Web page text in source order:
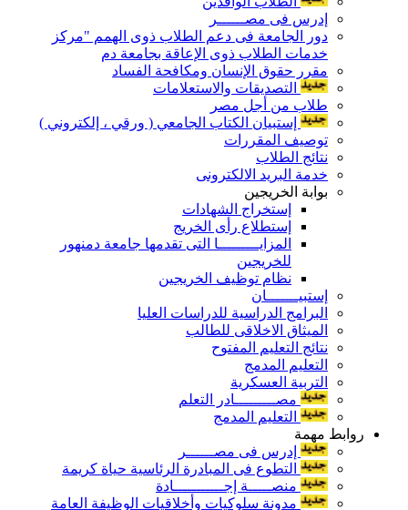
إدرس فى مصــــــر
دور الجامعة فى دعم الطلاب ذوى الهمم "مركز
خدمات الطلاب ذوى الإعاقة بجامعة دم
مقرر حقوق الإنسان ومكافحة الفساد
التصديقات والاستعلامات
طلاب من أجل مصر
إستبيان الكتاب الجامعي ( ورقي ، إلكتروني )
توصيف المقررات
نتائج الطلاب
خدمة البريد الالكترونى
بوابة الخريجين
إستخراج الشهادات
إستطلاع رأى الخريج
المزايـــــــــا التى تقدمها جامعة دمنهور
للخريجين
نظام توظيف الخريجين
إستبيـــــــان
البرامج الدراسية للدراسات العليا
الميثاق الاخلاقى للطالب
نتائج التعليم المفتوح
التعليم المدمج
التربية العسكرية
مصـــــــــادر التعلم
التعليم المدمج
روابط مهمة
إدرس فى مصــــــر
التطوع فى المبادرة الرئاسية حياة كريمة
منصـــــة إجـــــــــــادة
مدونة سلوكيات وأخلاقيات الوظيفة العامة